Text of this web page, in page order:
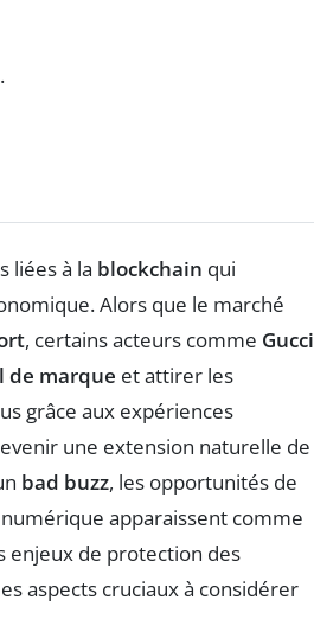
liées à la blockchain qui
Alors que le marché
, certains acteurs comme Gucci
de marque et attirer les
grâce aux expériences
une extension naturelle de
bad buzz, les opportunités de
apparaissent comme
enjeux de protection des
aspects cruciaux à considérer